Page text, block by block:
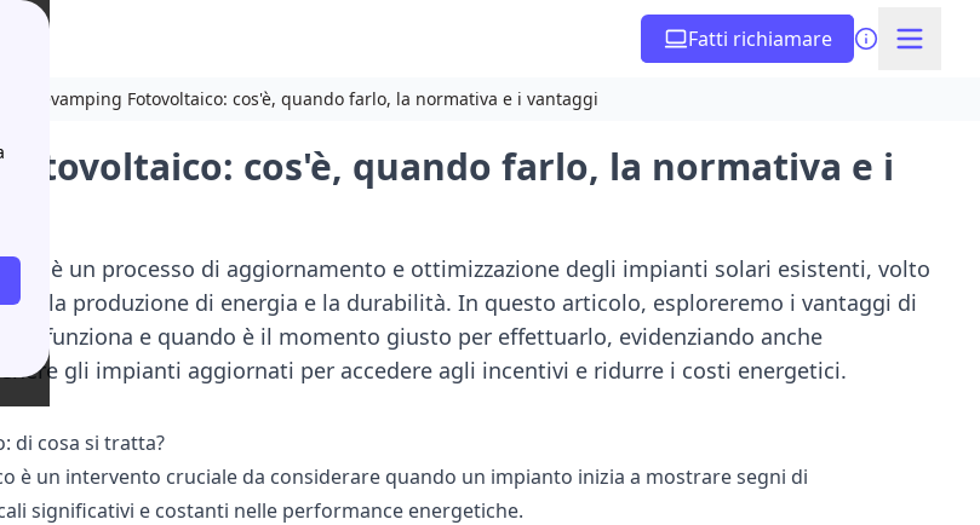
Fatti richiamare
Revamping Fotovoltaico: cos'è, quando farlo, la normativa e i vantaggi
cos'è, quando farlo, la normativa e i
è un processo di aggiornamento e ottimizzazione degli impianti solari esistenti, volto
la produzione di energia e la durabilità. In questo articolo, esploreremo i vantaggi di
funziona e quando è il momento giusto per effettuarlo, evidenziando anche
gli impianti aggiornati per accedere agli incentivi e ridurre i costi energetici.
di cosa si tratta?
è un intervento cruciale da considerare quando un impianto inizia a mostrare segni di
significativi e costanti nelle performance energetiche.